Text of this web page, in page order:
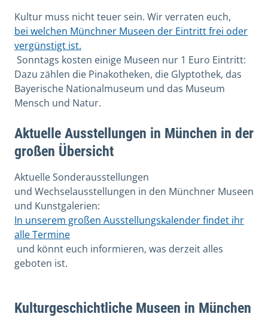
Kultur muss nicht teuer sein. Wir verraten euch,
bei welchen Münchner Museen der Eintritt frei oder
vergünstigt ist.
Sonntags kosten einige Museen nur 1 Euro Eintritt:
Dazu zählen die Pinakotheken, die Glyptothek, das
Bayerische Nationalmuseum und das Museum
Mensch und Natur.
Aktuelle Ausstellungen in München in der
großen Übersicht
Aktuelle Sonderausstellungen
und Wechselausstellungen in den Münchner Museen
und Kunstgalerien:
In unserem großen Ausstellungskalender findet ihr
alle Termine
und könnt euch informieren, was derzeit alles
geboten ist.
Kulturgeschichtliche Museen in München